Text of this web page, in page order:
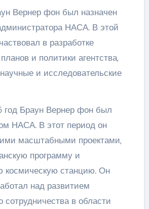
Вернер фон был назначен
НАСА. В этой
в разработке
и политики агентства,
и исследовательские
Браун Вернер фон был
НАСА. В этот период он
масштабными проектами,
программу и
космическую станцию. Он
над развитием
сотрудничества в области